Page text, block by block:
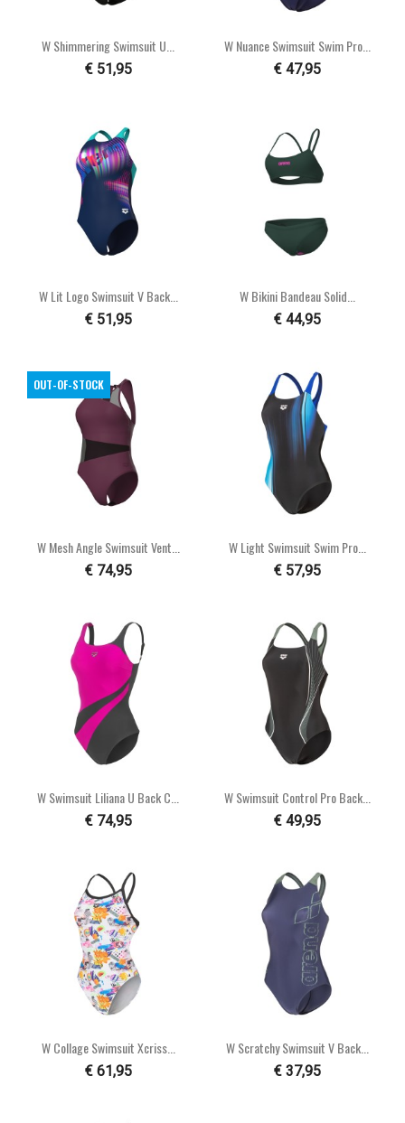
W Shimmering Swimsuit U...
€ 51,95
W Nuance Swimsuit Swim Pro...
€ 47,95
W Lit Logo Swimsuit V Back...
€ 51,95
W Bikini Bandeau Solid...
€ 44,95
W Mesh Angle Swimsuit Vent...
€ 74,95
OUT-OF-STOCK
W Light Swimsuit Swim Pro...
€ 57,95
W Swimsuit Liliana U Back C...
€ 74,95
W Swimsuit Control Pro Back...
€ 49,95
W Collage Swimsuit Xcriss...
€ 61,95
W Scratchy Swimsuit V Back...
€ 37,95